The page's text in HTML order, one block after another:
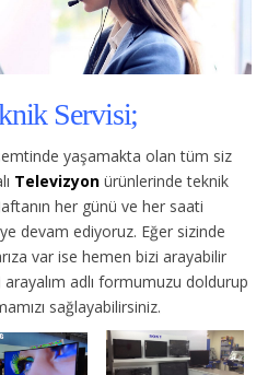
Servisi;
yaşamakta olan tüm siz
Televizyon ürünlerinde teknik
her günü ve her saati
devam ediyoruz. Eğer sizinde
var ise hemen bizi arayabilir
adlı formumuzu doldurup
sağlayabilirsiniz.